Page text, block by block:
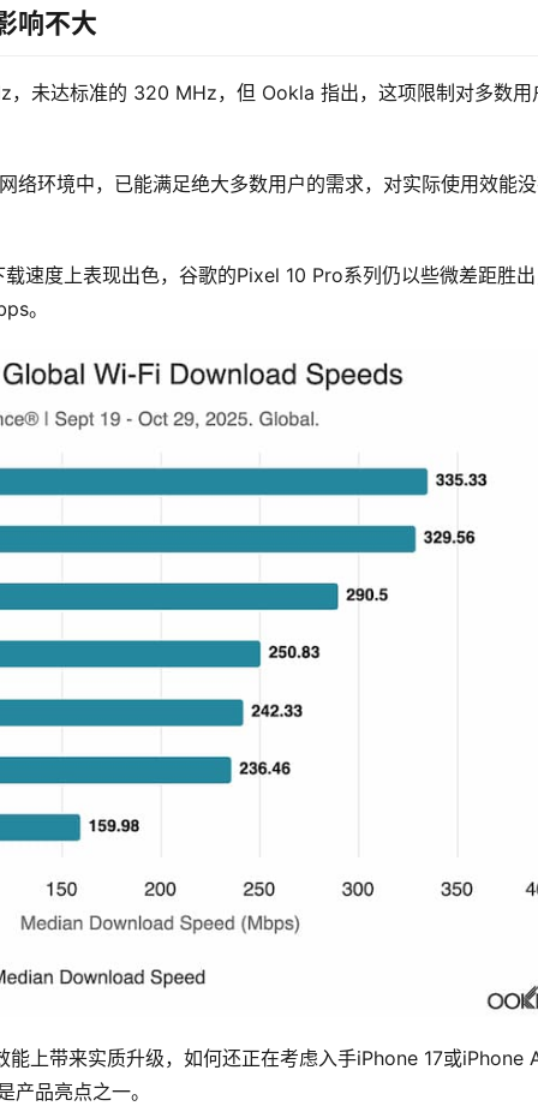
响不大
未达标准的 320 MHz，但 Ookla 指出，这项限制对多数用
环境中，已能满足绝大多数用户的需求，对实际使用效能
速度上表现出色，谷歌的Pixel 10 Pro系列仍以些微差距胜出
。
上带来实质升级，如何还正在考虑入手iPhone 17或iPhone
品亮点之一。